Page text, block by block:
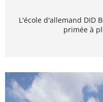
L'école d'allemand DID
primée à